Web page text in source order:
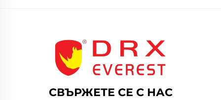
СВЪРЖЕТЕ СЕ С НАС